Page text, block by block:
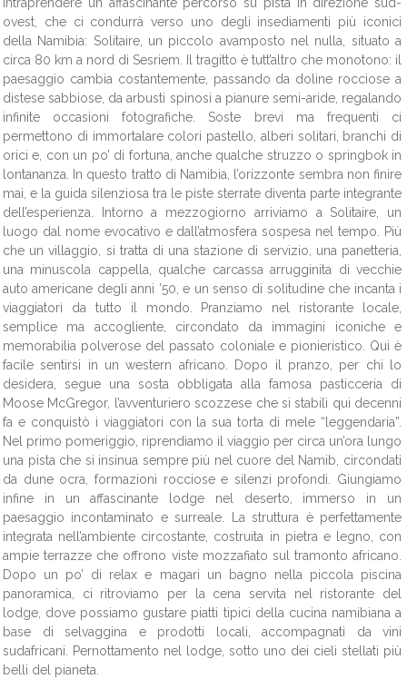
intraprendere un affascinante percorso su pista in direzione sud-
ovest, che ci condurrà verso uno degli insediamenti più iconici
della Namibia: Solitaire, un piccolo avamposto nel nulla, situato a
circa 80 km a nord di Sesriem. Il tragitto è tutt’altro che monotono: il
paesaggio cambia costantemente, passando da doline rocciose a
distese sabbiose, da arbusti spinosi a pianure semi-aride, regalando
infinite occasioni fotografiche. Soste brevi ma frequenti ci
permettono di immortalare colori pastello, alberi solitari, branchi di
orici e, con un po’ di fortuna, anche qualche struzzo o springbok in
lontananza. In questo tratto di Namibia, l’orizzonte sembra non finire
mai, e la guida silenziosa tra le piste sterrate diventa parte integrante
dell’esperienza. Intorno a mezzogiorno arriviamo a Solitaire, un
luogo dal nome evocativo e dall’atmosfera sospesa nel tempo. Più
che un villaggio, si tratta di una stazione di servizio, una panetteria,
una minuscola cappella, qualche carcassa arrugginita di vecchie
auto americane degli anni ’50, e un senso di solitudine che incanta i
viaggiatori da tutto il mondo. Pranziamo nel ristorante locale,
semplice ma accogliente, circondato da immagini iconiche e
memorabilia polverose del passato coloniale e pionieristico. Qui è
facile sentirsi in un western africano. Dopo il pranzo, per chi lo
desidera, segue una sosta obbligata alla famosa pasticceria di
Moose McGregor, l’avventuriero scozzese che si stabilì qui decenni
fa e conquistò i viaggiatori con la sua torta di mele “leggendaria”.
Nel primo pomeriggio, riprendiamo il viaggio per circa un’ora lungo
una pista che si insinua sempre più nel cuore del Namib, circondati
da dune ocra, formazioni rocciose e silenzi profondi. Giungiamo
infine in un affascinante lodge nel deserto, immerso in un
paesaggio incontaminato e surreale. La struttura è perfettamente
integrata nell’ambiente circostante, costruita in pietra e legno, con
ampie terrazze che offrono viste mozzafiato sul tramonto africano.
Dopo un po’ di relax e magari un bagno nella piccola piscina
panoramica, ci ritroviamo per la cena servita nel ristorante del
lodge, dove possiamo gustare piatti tipici della cucina namibiana a
base di selvaggina e prodotti locali, accompagnati da vini
sudafricani. Pernottamento nel lodge, sotto uno dei cieli stellati più
belli del pianeta.